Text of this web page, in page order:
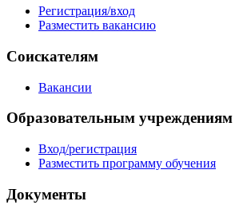
Регистрация/вход
Разместить вакансию
Соискателям
Вакансии
Образовательным учреждениям
Вход/регистрация
Разместить программу обучения
Документы